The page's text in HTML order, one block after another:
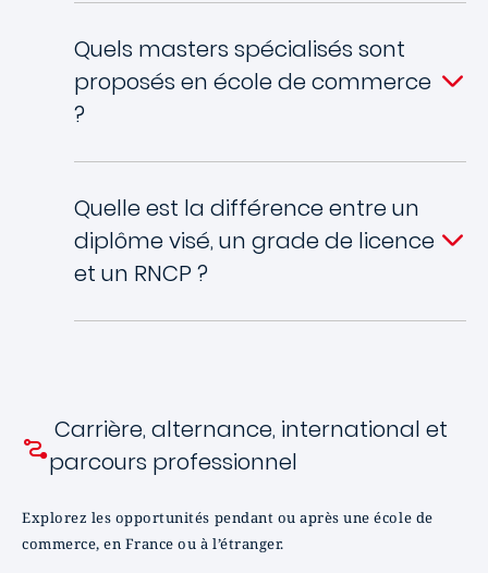
Quels masters spécialisés sont
proposés en école de commerce
?
Quelle est la différence entre un
diplôme visé, un grade de licence
et un RNCP ?
Carrière, alternance, international et
parcours professionnel
Explorez les opportunités pendant ou après une école de
commerce, en France ou à l’étranger.